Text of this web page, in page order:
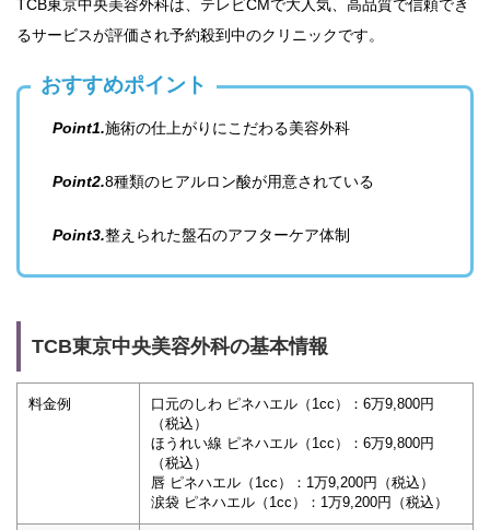
TCB東京中央美容外科は、テレビCMで大人気、高品質で信頼でき
るサービスが評価され予約殺到中のクリニックです。
おすすめポイント
Point1.施術の仕上がりにこだわる美容外科
Point2.8種類のヒアルロン酸が用意されている
Point3.整えられた盤石のアフターケア体制
TCB東京中央美容外科の基本情報
料金例
口元のしわ ピネハエル（1cc）：6万9,800円
（税込）
ほうれい線 ピネハエル（1cc）：6万9,800円
（税込）
唇 ピネハエル（1cc）：1万9,200円（税込）
涙袋 ピネハエル（1cc）：1万9,200円（税込）